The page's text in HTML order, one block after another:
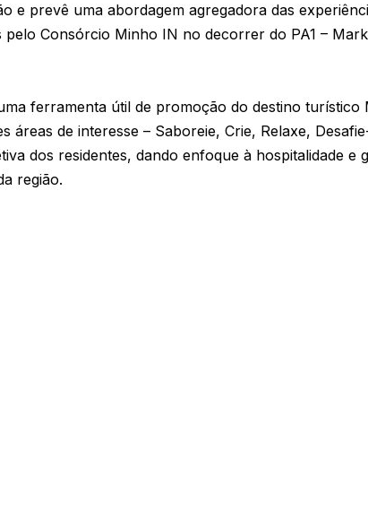
e prevê uma abordagem agregadora das
pelo Consórcio Minho IN no decorrer do PA1 –
ferramenta útil de promoção do destino
áreas de interesse – Saboreie, Crie, Relaxe,
dos residentes, dando enfoque à hospitalidade e
região.